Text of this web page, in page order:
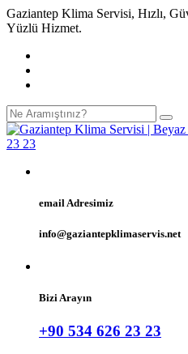
Gaziantep Klima Servisi, Hızlı,
Yüzlü Hizmet.
email Adresimiz
info@gaziantepklimaservis.net
Bizi Arayın
+90 534 626 23 23